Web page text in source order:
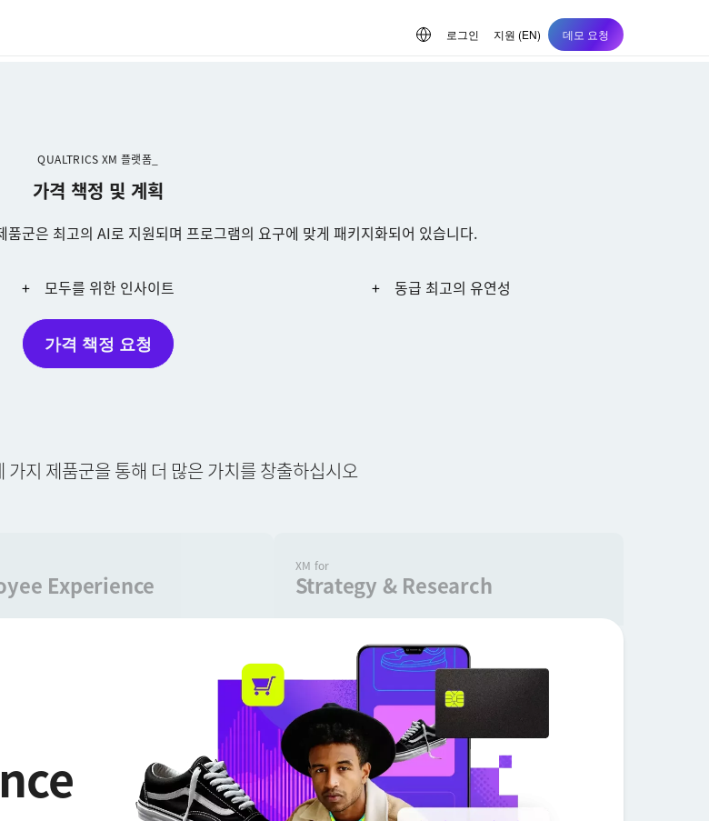
로그인 지원 (EN) 데모 요청
QUALTRICS XM 플랫폼_
가격 책정 및 계획
군은 최고의 AI로 지원되며 프로그램의 요구에 맞게 패키지화되어 있습니다.
모두를 위한 인사이트 동급 최고의 유연성
가격 책정 요청
×
가지 제품군을 통해 더 많은 가치를 창출하십시오
Experience
XM for
Strategy & Research